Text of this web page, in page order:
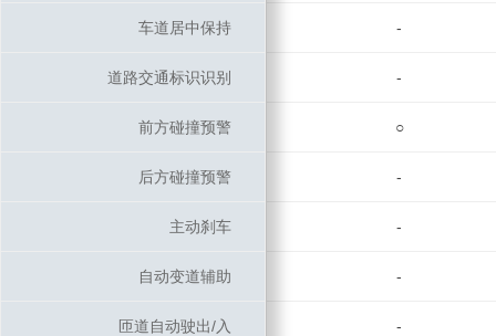
车道居中保持 -
道路交通标识识别 -
前方碰撞预警 ○
后方碰撞预警 -
主动刹车 -
自动变道辅助 -
匝道自动驶出/入 -
车道居中保持
道路交通标识识别
前方碰撞预警
后方碰撞预警
主动刹车
自动变道辅助
匝道自动驶出/入